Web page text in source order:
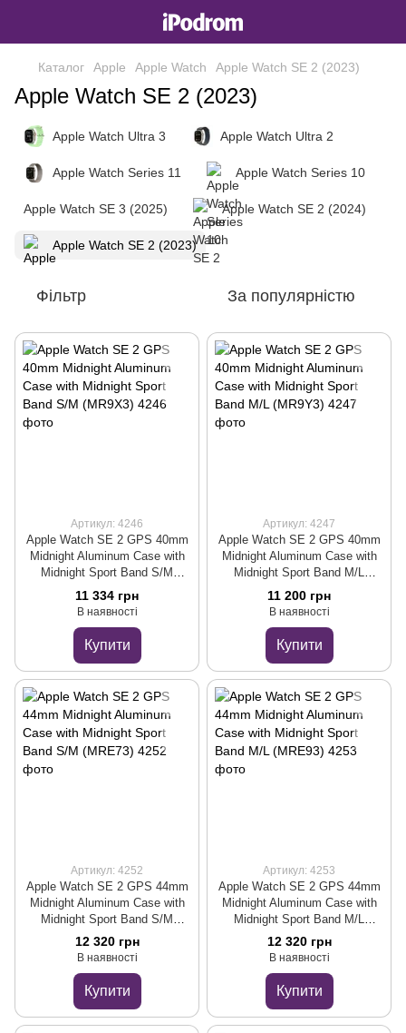
Каталог Apple Apple Watch Apple Watch SE 2 (2023)
Apple Watch SE 2 (2023)
Apple Watch Ultra 3 Apple Watch Ultra 2
Apple Watch Series 11 Apple Watch Series 10
Apple Watch SE 3 (2025) Apple Watch SE 2 (2024)
Apple Watch SE 2 (2023)
Фільтр За популярністю
Артикул: 4246
Apple Watch SE 2 GPS 40mm
Midnight Aluminum Case with
Midnight Sport Band S/M
(MR9X3)
11 334 грн
В наявності
Купити
Артикул: 4247
Apple Watch SE 2 GPS 40mm
Midnight Aluminum Case with
Midnight Sport Band M/L
(MR9Y3)
11 200 грн
В наявності
Купити
Артикул: 4252
Apple Watch SE 2 GPS 44mm
Midnight Aluminum Case with
Midnight Sport Band S/M
(MRE73)
12 320 грн
В наявності
Купити
Артикул: 4253
Apple Watch SE 2 GPS 44mm
Midnight Aluminum Case with
Midnight Sport Band M/L
(MRE93)
12 320 грн
В наявності
Купити